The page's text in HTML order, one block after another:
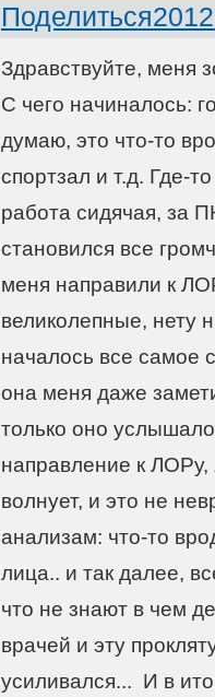
Поделиться
Здравствуйте, меня
С чего начиналось:
думаю, это что-то
спортзал и т.д. Где-
работа сидячая, за
становился все
меня направили к
великолепные, нету
началось все самое
она меня даже
только оно
направление к ЛОРу,
волнует, и это не
анализам: что-то
лица.. и так далее,
что не знают в чем
врачей и эту
усиливался... И в